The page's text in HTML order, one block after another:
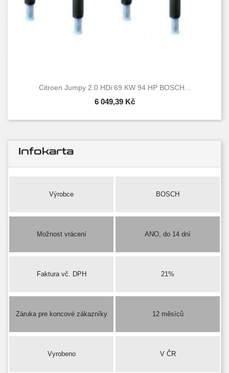
Citroen Jumpy 2.0 HDi 69 KW 94 HP BOSCH...
6 049,39 Kč
Infokarta
Výrobce BOSCH
Možnost vrácení ANO, do 14 dní
Faktura vč. DPH 21%
Záruka pre koncové zákazníky 12 měsíců
Vyrobeno V ČR